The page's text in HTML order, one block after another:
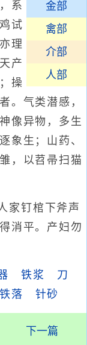
金部
禽部
介部
人部
系
试
理
产
操
。气类潜感，
像异物，多生
象生；山药、
，以苕帚扫猫
家钉棺下斧声
消平。产妇勿
铁浆
刀
铁落 针砂
下一篇